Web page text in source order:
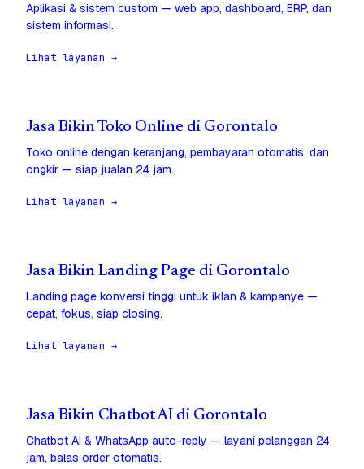
Aplikasi & sistem custom — web app, dashboard, ERP, dan
sistem informasi.
Lihat layanan →
Jasa Bikin Toko Online di Gorontalo
Toko online dengan keranjang, pembayaran otomatis, dan
ongkir — siap jualan 24 jam.
Lihat layanan →
Jasa Bikin Landing Page di Gorontalo
Landing page konversi tinggi untuk iklan & kampanye —
cepat, fokus, siap closing.
Lihat layanan →
Jasa Bikin Chatbot AI di Gorontalo
Chatbot AI & WhatsApp auto-reply — layani pelanggan 24
jam, balas order otomatis.